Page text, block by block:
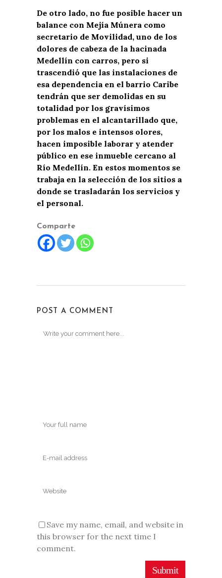
De otro lado, no fue posible hacer un
balance con Mejía Múnera como
secretario de Movilidad, uno de los
dolores de cabeza de la hacinada
Medellín con carros, pero si
trascendió que las instalaciones de
esa dependencia en el barrio Caribe
tendrán que ser demolidas en su
totalidad por los gravísimos
problemas en el alcantarillado que,
por los malos e intensos olores,
hacen imposible laborar y atender
público en ese inmueble cercano al
Río Medellín. En estos momentos se
trabaja en la selección de los sitios a
donde se trasladarán los servicios y
el personal.
Comparte
POST A COMMENT
Save my name, email, and website in
this browser for the next time I
comment.